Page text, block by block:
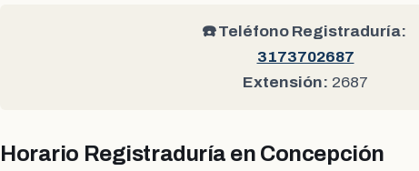
☎️ Teléfono Registraduría:
3173702687
Extensión: 2687
Horario Registraduría en Concepción